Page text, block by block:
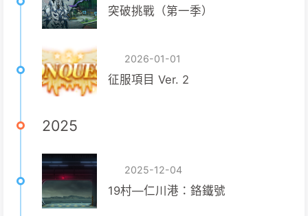
突破挑戰（第一季）
2026-01-01
征服項目 Ver. 2
2025
2025-12-04
19村—仁川港：鉻鐵號